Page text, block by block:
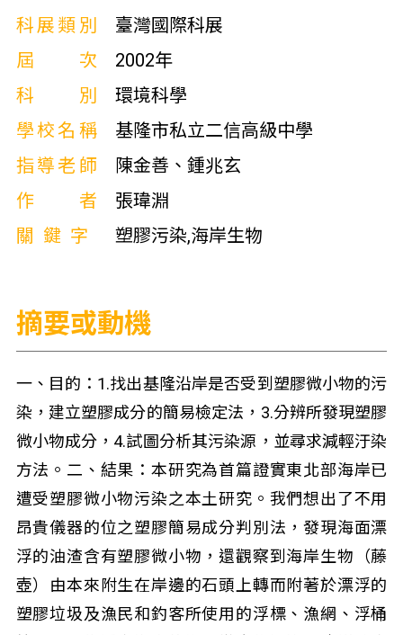
科展類別
臺灣國際科展
屆次
2002年
科別
環境科學
學校名稱
基隆市私立二信高級中學
指導老師
陳金善、鍾兆玄
作者
張瑋淵
關鍵字
塑膠污染,海岸生物
摘要或動機
一、目的：1.找出基隆沿岸是否受到塑膠微小物的污
染，建立塑膠成分的簡易檢定法，3.分辨所發現塑膠
微小物成分，4.試圖分析其污染源，並尋求減輕汙染
方法。二、結果：本研究為首篇證實東北部海岸已
遭受塑膠微小物污染之本土研究。我們想出了不用
昂貴儀器的位之塑膠簡易成分判別法，發現海面漂
浮的油渣含有塑膠微小物，還觀察到海岸生物（藤
壺）由本來附生在岸邊的石頭上轉而附著於漂浮的
塑膠垃圾及漁民和釣客所使用的浮標、漁網、浮桶